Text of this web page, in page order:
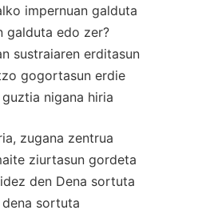
impernuan galduta
galduta edo zer?
sustraiaren erditasun
gogortasun erdie
nigana hiria
zugana zentrua
ziurtasun gordeta
den Dena sortuta
dena sortuta